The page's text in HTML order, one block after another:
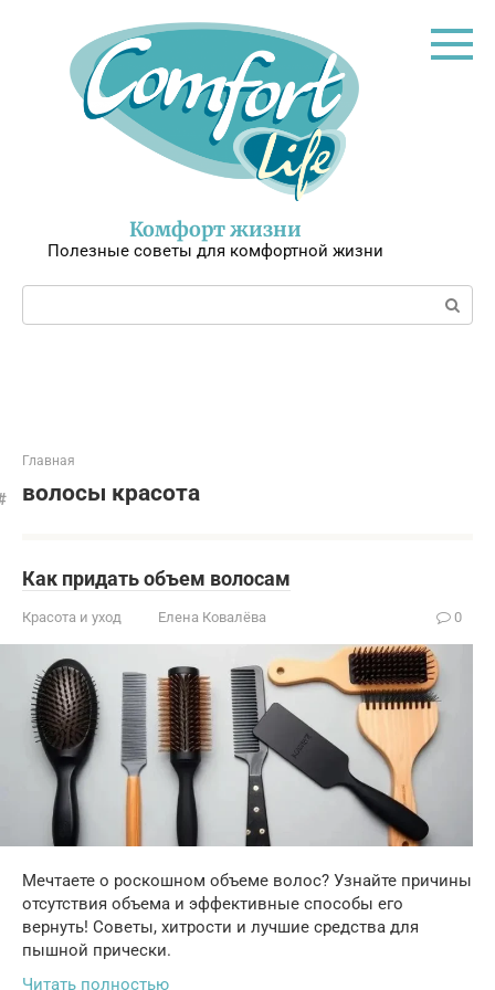
Комфорт жизни
Полезные советы для комфортной жизни
Поиск:
Главная
волосы красота
Как придать объем волосам
Красота и уход Елена Ковалёва 0
Мечтаете о роскошном объеме волос? Узнайте причины
отсутствия объема и эффективные способы его
вернуть! Советы, хитрости и лучшие средства для
пышной прически.
Читать полностью